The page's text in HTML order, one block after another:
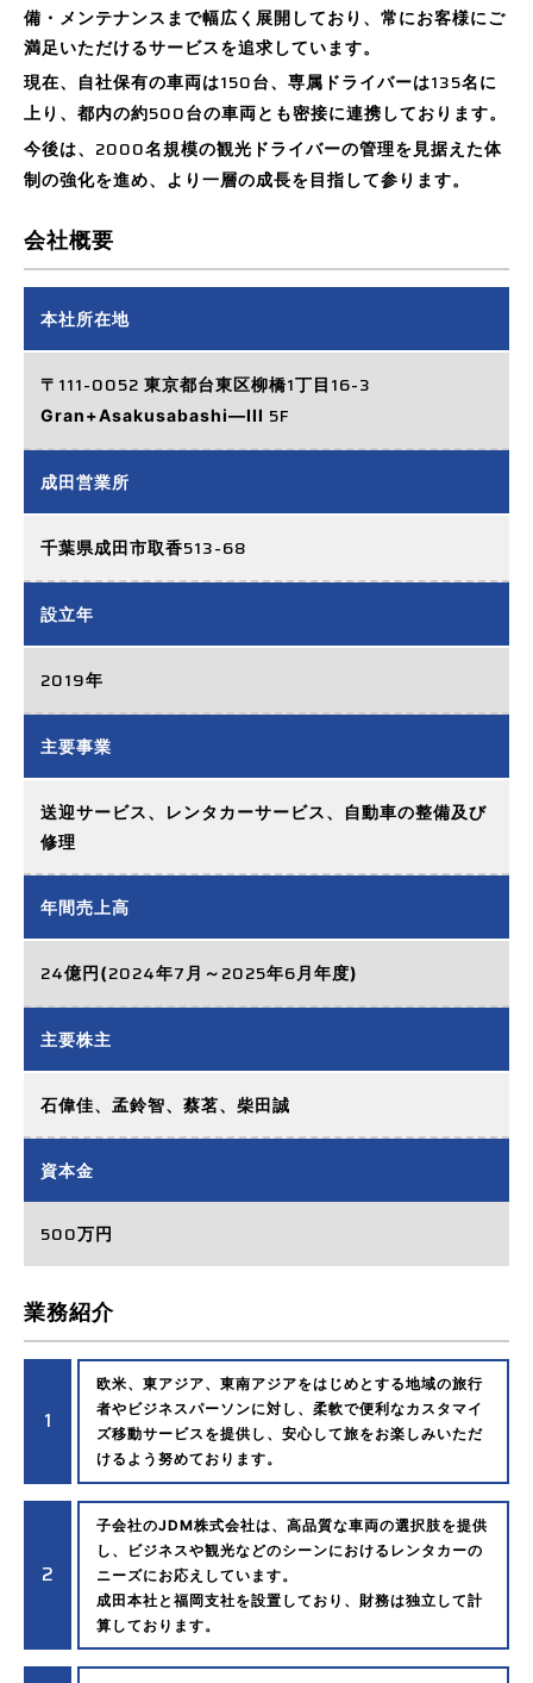
備・メンテナンスまで幅広く展開しており、常にお客様にご
満足いただけるサービスを追求しています。
現在、自社保有の車両は150台、専属ドライバーは135名に
上り、都内の約500台の車両とも密接に連携しております。
今後は、 2000名規模の観光ドライバーの管理を見据えた体
制の強化を進め、より一層の成長を目指して参ります。
会社概要
本社所在地
〒 111-0052 東京都台東区柳橋1丁目 16-3
Gran+Asakusabashi―III 5F
成田営業所
千葉県成田市取香513-68
設立年
2019年
主要事業
送迎サービス、レンタカーサービス、
自動車の整備及び
修理
年間売上高
24億円(2024年7 月～ 2025年6 月年度)
主要株主
石偉佳、孟鈴智、蔡茗、柴田誠
資本金
500万円
業務紹介
1
欧米、東アジア、東南アジアをはじめとする地域の旅行
者やビジネスパーソンに対し、柔軟で便利なカスタマイ
ズ移動サービスを提供し、安心して旅をお楽しみいただ
けるよう努めております。
2
子会社のJDM株式会社は、高品質な車両の選択肢を提供
し、ビジネスや観光などのシーンにおけるレンタカーの
ニーズにお応えしています。
成田本社と福岡支社を設置しており、財務は独立して計
算しております。